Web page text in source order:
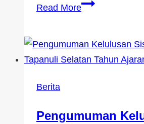
Read More
Berita
Pengumuman